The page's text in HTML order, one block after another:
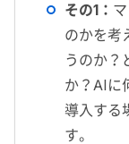
その1：
のかを考
うのか？
か？AIに
導入する
す。